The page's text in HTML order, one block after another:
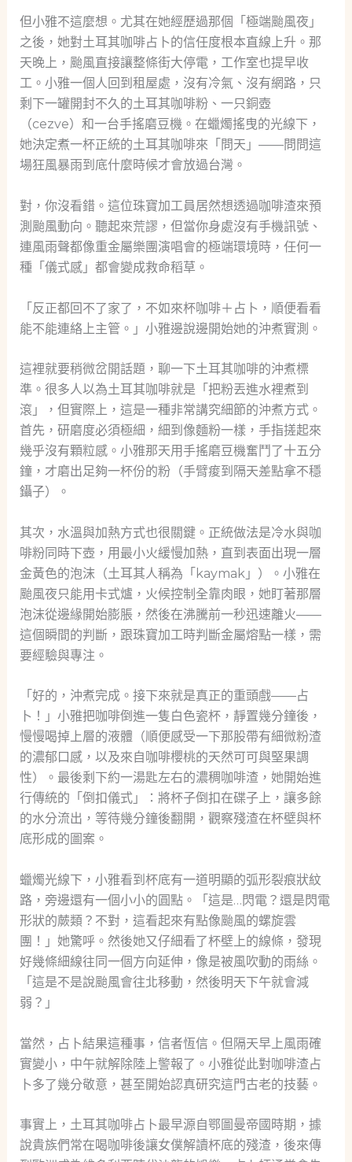
但小雅不這麼想。尤其在她經歷過那個「極端颱風夜」
之後，她對土耳其咖啡占卜的信任度根本直線上升。那
天晚上，颱風直接讓整條街大停電，工作室也提早收
工。小雅一個人回到租屋處，沒有冷氣、沒有網路，只
剩下一罐開封不久的土耳其咖啡粉、一只銅壺
（cezve）和一台手搖磨豆機。在蠟燭搖曳的光線下，
她決定煮一杯正統的土耳其咖啡來「問天」——問問這
場狂風暴雨到底什麼時候才會放過台灣。
對，你沒看錯。這位珠寶加工員居然想透過咖啡渣來預
測颱風動向。聽起來荒謬，但當你身處沒有手機訊號、
連風雨聲都像重金屬樂團演唱會的極端環境時，任何一
種「儀式感」都會變成救命稻草。
「反正都回不了家了，不如來杯咖啡＋占卜，順便看看
能不能連絡上主管。」小雅邊說邊開始她的沖煮實測。
這裡就要稍微岔開話題，聊一下土耳其咖啡的沖煮標
準。很多人以為土耳其咖啡就是「把粉丟進水裡煮到
滾」，但實際上，這是一種非常講究細節的沖煮方式。
首先，研磨度必須極細，細到像麵粉一樣，手指搓起來
幾乎沒有顆粒感。小雅那天用手搖磨豆機奮鬥了十五分
鐘，才磨出足夠一杯份的粉（手臂痠到隔天差點拿不穩
鑷子）。
其次，水溫與加熱方式也很關鍵。正統做法是冷水與咖
啡粉同時下壺，用最小火緩慢加熱，直到表面出現一層
金黃色的泡沫（土耳其人稱為「kaymak」）。小雅在
颱風夜只能用卡式爐，火候控制全靠肉眼，她盯著那層
泡沫從邊緣開始膨脹，然後在沸騰前一秒迅速離火——
這個瞬間的判斷，跟珠寶加工時判斷金屬熔點一樣，需
要經驗與專注。
「好的，沖煮完成。接下來就是真正的重頭戲——占
卜！」小雅把咖啡倒進一隻白色瓷杯，靜置幾分鐘後，
慢慢喝掉上層的液體（順便感受一下那股帶有細微粉渣
的濃郁口感，以及來自咖啡櫻桃的天然可可與堅果調
性）。最後剩下約一湯匙左右的濃稠咖啡渣，她開始進
行傳統的「倒扣儀式」：將杯子倒扣在碟子上，讓多餘
的水分流出，等待幾分鐘後翻開，觀察殘渣在杯壁與杯
底形成的圖案。
蠟燭光線下，小雅看到杯底有一道明顯的弧形裂痕狀紋
路，旁邊還有一個小小的圓點。「這是…閃電？還是閃電
形狀的蕨類？不對，這看起來有點像颱風的螺旋雲
團！」她驚呼。然後她又仔細看了杯壁上的線條，發現
好幾條細線往同一個方向延伸，像是被風吹動的雨絲。
「這是不是說颱風會往北移動，然後明天下午就會減
弱？」
當然，占卜結果這種事，信者恆信。但隔天早上風雨確
實變小，中午就解除陸上警報了。小雅從此對咖啡渣占
卜多了幾分敬意，甚至開始認真研究這門古老的技藝。
事實上，土耳其咖啡占卜最早源自鄂圖曼帝國時期，據
說貴族們常在喝咖啡後讓女僕解讀杯底的殘渣，後來傳